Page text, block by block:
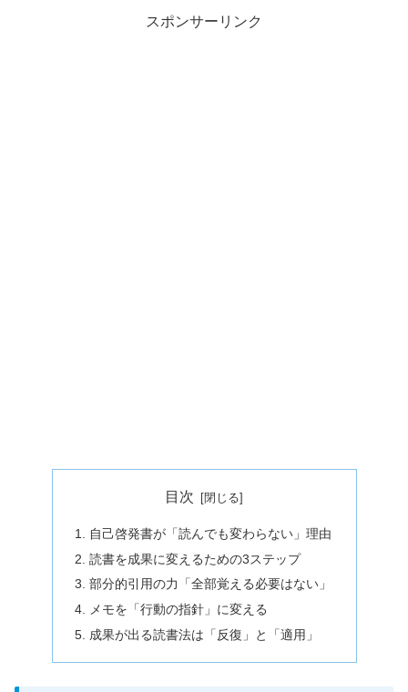
スポンサーリンク
目次
自己啓発書が「読んでも変わらない」理由
読書を成果に変えるための3ステップ
部分的引用の力「全部覚える必要はない」
メモを「行動の指針」に変える
成果が出る読書法は「反復」と「適用」